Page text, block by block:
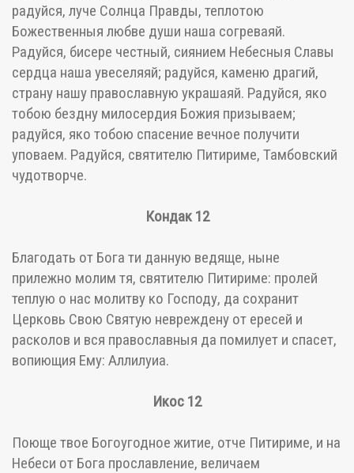
радуйся, луче Солнца Правды, теплотою
Божественныя любве души наша согреваяй.
Радуйся, бисере честный, сиянием Небесныя Славы
сердца наша увеселяяй; радуйся, каменю драгий,
страну нашу православную украшаяй. Радуйся, яко
тобою бездну милосердия Божия призываем;
радуйся, яко тобою спасение вечное получити
уповаем. Радуйся, святителю Питириме, Тамбовский
чудотворче.
Кондак 12
Благодать от Бога ти данную ведяще, ныне
прилежно молим тя, святителю Питириме: пролей
теплую о нас молитву ко Господу, да сохранит
Церковь Свою Святую невреждену от ересей и
расколов и вся православныя да помилует и спасет,
вопиющия Ему: Аллилуиа.
Икос 12
Поюще твое Богоугодное житие, отче Питириме, и на
Небеси от Бога прославление, величаем